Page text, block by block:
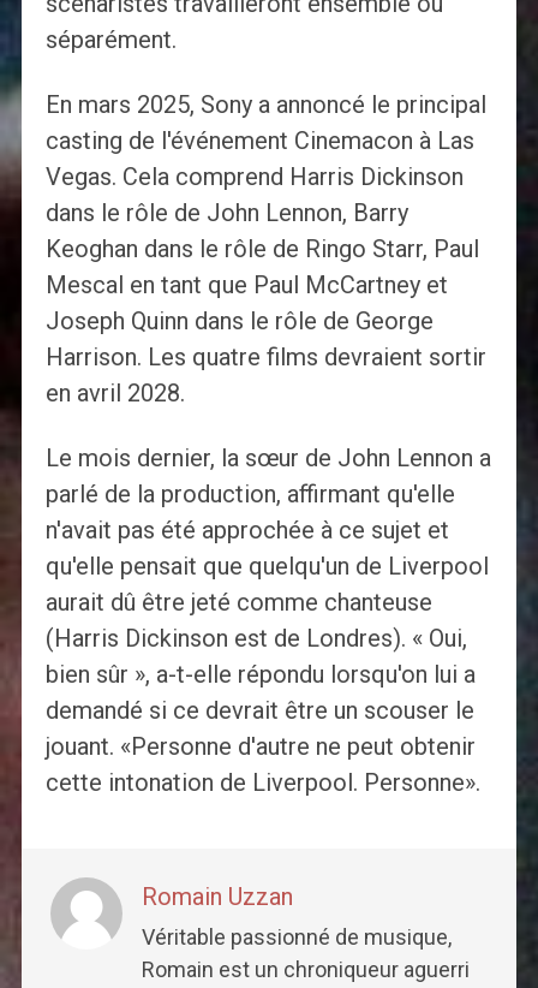
séparément.
En mars 2025, Sony a annoncé le principal
casting de l'événement Cinemacon à Las
Vegas. Cela comprend Harris Dickinson
dans le rôle de John Lennon, Barry
Keoghan dans le rôle de Ringo Starr, Paul
Mescal en tant que Paul McCartney et
Joseph Quinn dans le rôle de George
Harrison. Les quatre films devraient sortir
en avril 2028.
Le mois dernier, la sœur de John Lennon a
parlé de la production, affirmant qu'elle
n'avait pas été approchée à ce sujet et
qu'elle pensait que quelqu'un de Liverpool
aurait dû être jeté comme chanteuse
(Harris Dickinson est de Londres). « Oui,
bien sûr », a-t-elle répondu lorsqu'on lui a
demandé si ce devrait être un scouser le
jouant. «Personne d'autre ne peut obtenir
cette intonation de Liverpool. Personne».
Romain Uzzan
Véritable passionné de musique,
Romain est un chroniqueur aguerri